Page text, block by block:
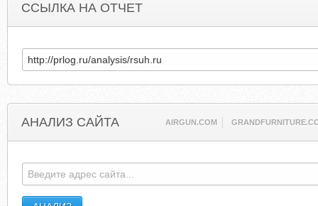
ССЫЛКА НА ОТЧЕТ
АНАЛИЗ САЙТА AIRGUN.COM